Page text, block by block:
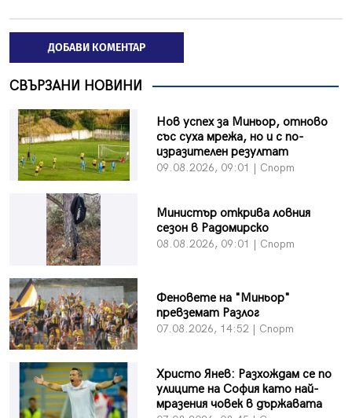
ДОБАВИ КОМЕНТАР
СВЪРЗАНИ НОВИНИ
Нов успех за Миньор, отново
със суха мрежа, но и с по-
изразителен резултат
09.08.2026, 09:01 | Спорт
Министър открива ловния
сезон в Радомирско
08.08.2026, 09:01 | Спорт
Феновете на "Миньор"
превземат Разлог
07.08.2026, 14:52 | Спорт
Христо Янев: Разхождам се по
улиците на София като най-
мразения човек в държавата